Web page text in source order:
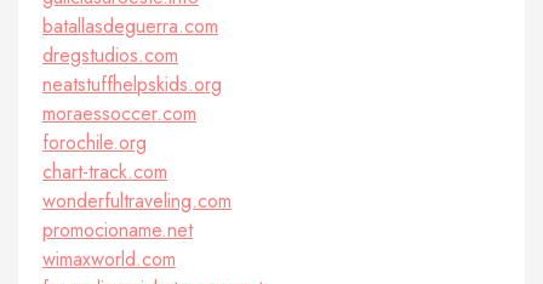
batallasdeguerra.com
dregstudios.com
neatstuffhelpskids.org
moraessoccer.com
forochile.org
chart-track.com
wonderfultraveling.com
promocioname.net
wimaxworld.com